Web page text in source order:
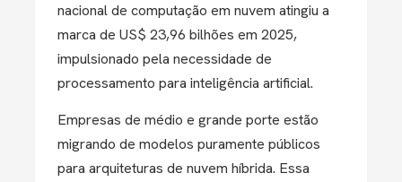
nacional de computação em nuvem atingiu a
marca de US$ 23,96 bilhões em 2025,
impulsionado pela necessidade de
processamento para inteligência artificial.
Empresas de médio e grande porte estão
migrando de modelos puramente públicos
para arquiteturas de nuvem híbrida. Essa